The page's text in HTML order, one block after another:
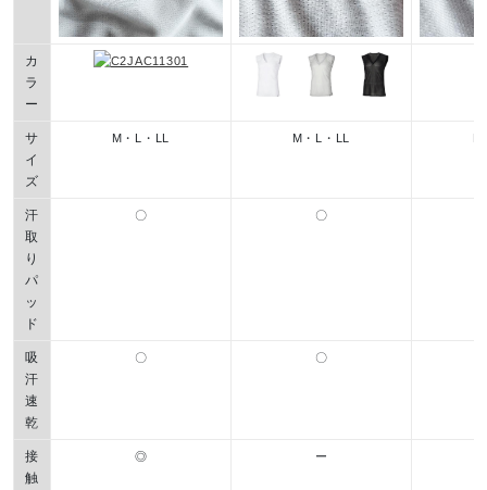
カ
ラ
ー
サ
イ
ズ
M・L・LL M・L・LL
汗
取
り
パ
ッ
ド
〇 〇
吸
汗
速
乾
〇 〇
接
触
◎ ー